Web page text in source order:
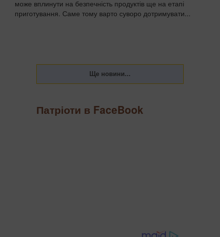
може вплинути на безпечність продуктів ще на етапі
приготування. Саме тому варто суворо дотримувати...
Патріоти в FaceBook